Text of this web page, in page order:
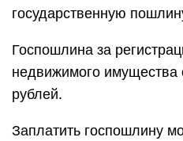
государственную
Госпошлина за
недвижимого имущества
рублей.
Заплатить госпошлину